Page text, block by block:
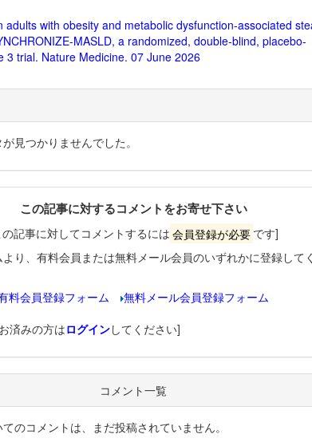
adults with obesity and metabolic dysfunction-associated
MASLD, a randomized, double-blind, placebo-
3 trial. Nature Medicine. 07 June 2026
見つかりませんでした。
この記事に対するコメントをお寄せ下さい
の記事に対してコメントするには 会員登録が必要 です]
り、有料会員または無料メール会員のいずれかに登録して
料会員登録フォーム
無料メール会員登録フォーム
済みの方はログインしてください]
コメント一覧
のコメントは、まだ投稿されていません。